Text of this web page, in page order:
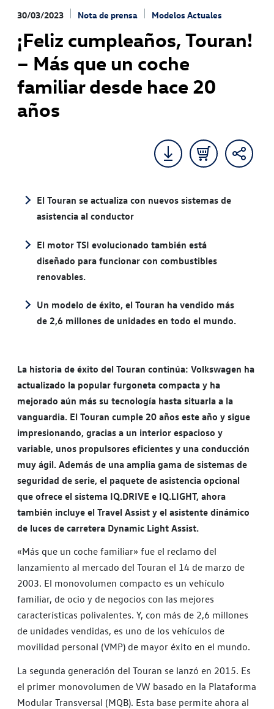
30/03/2023 Nota de prensa Modelos Actuales
¡Feliz cumpleaños, Touran!
– Más que un coche
familiar desde hace 20
años
El Touran se actualiza con nuevos sistemas de
asistencia al conductor
El motor TSI evolucionado también está
diseñado para funcionar con combustibles
renovables.
Un modelo de éxito, el Touran ha vendido más
de 2,6 millones de unidades en todo el mundo.
La historia de éxito del Touran continúa: Volkswagen ha
actualizado la popular furgoneta compacta y ha
mejorado aún más su tecnología hasta situarla a la
vanguardia. El Touran cumple 20 años este año y sigue
impresionando, gracias a un interior espacioso y
variable, unos propulsores eficientes y una conducción
muy ágil. Además de una amplia gama de sistemas de
seguridad de serie, el paquete de asistencia opcional
que ofrece el sistema IQ.DRIVE e IQ.LIGHT, ahora
también incluye el Travel Assist y el asistente dinámico
de luces de carretera Dynamic Light Assist.
«Más que un coche familiar» fue el reclamo del
lanzamiento al mercado del Touran el 14 de marzo de
2003. El monovolumen compacto es un vehículo
familiar, de ocio y de negocios con las mejores
características polivalentes. Y, con más de 2,6 millones
de unidades vendidas, es uno de los vehículos de
movilidad personal (VMP) de mayor éxito en el mundo.
La segunda generación del Touran se lanzó en 2015. Es
el primer monovolumen de VW basado en la Plataforma
Modular Transversal (MQB). Esta base permite ahora al